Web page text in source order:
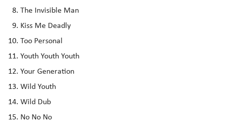
The Invisible Man
Kiss Me Deadly
Too Personal
Youth Youth Youth
Your Generation
Wild Youth
Wild Dub
No No No